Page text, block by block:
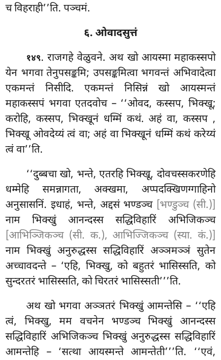
च विहराही’’ति. पञ्चमं.
६. ओवादसुत्तं
१४९. राजगहे वेळुवने. अथ खो आयस्मा महाकस्सपो
येन भगवा तेनुपसङ्कमि; उपसङ्कमित्वा भगवन्तं अभिवादेत्वा
एकमन्तं निसीदि. एकमन्तं निसिन्नं खो आयस्मन्तं
महाकस्सपं भगवा एतदवोच – ‘‘ओवद, कस्सप, भिक्खू;
करोहि, कस्सप, भिक्खूनं धम्मिं कथं. अहं वा, कस्सप ,
भिक्खू ओवदेय्यं त्वं वा; अहं वा भिक्खूनं धम्मिं कथं करेय्यं
त्वं वा’’ति.
‘‘दुब्बचाखो, भन्ते, एतरहि भिक्खू, दोवचस्सकरणेहि
धम्मेहि समन्नागता, अक्खमा, अप्पदक्खिणग्गाहिनो
अनुसासनिं. इधाहं, भन्ते, अद्दसं भण्डञ्च [भण्डुञ्च (सी.)]
नाम भिक्खुं आनन्दस्स सद्धिविहारिं अभिजिकञ्च
[आभिञ्जिकञ्च (सी. क.), आभिज्जिकञ्च (स्या. कं.)]
नाम भिक्खुं अनुरुद्धस्स सद्धिविहारिं अञ्ञमञ्ञं सुतेन
अच्चावदन्ते – ‘एहि, भिक्खु, को बहुतरं भासिस्सति, को
सुन्दरतरं भासिस्सति, को चिरतरं भासिस्सती’’’ति.
अथ खो भगवा अञ्ञतरं भिक्खुं आमन्तेसि – ‘‘एहि
त्वं, भिक्खु, मम वचनेन भण्डञ्च भिक्खुं आनन्दस्स
सद्धिविहारिं अभिजिकञ्च भिक्खुं अनुरुद्धस्स सद्धिविहारिं
आमन्तेहि – ‘सत्था आयस्मन्ते आमन्तेती’’’ति. ‘‘एवं,